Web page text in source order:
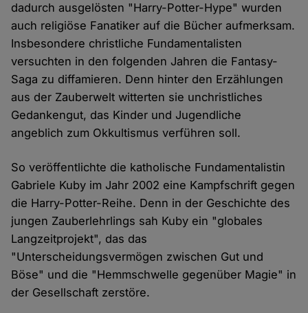
dadurch ausgelösten "Harry-Potter-Hype" wurden
auch religiöse Fanatiker auf die Bücher aufmerksam.
Insbesondere christliche Fundamentalisten
versuchten in den folgenden Jahren die Fantasy-
Saga zu diffamieren. Denn hinter den Erzählungen
aus der Zauberwelt witterten sie unchristliches
Gedankengut, das Kinder und Jugendliche
angeblich zum Okkultismus verführen soll.
So veröffentlichte die katholische Fundamentalistin
Gabriele Kuby im Jahr 2002 eine Kampfschrift gegen
die Harry-Potter-Reihe. Denn in der Geschichte des
jungen Zauberlehrlings sah Kuby ein "globales
Langzeitprojekt", das das
"Unterscheidungsvermögen zwischen Gut und
Böse" und die "Hemmschwelle gegenüber Magie" in
der Gesellschaft zerstöre.